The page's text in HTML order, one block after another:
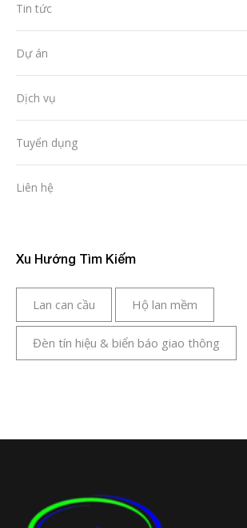
Tin tức
Dự án
Dịch vụ
Tuyển dụng
Liên hệ
Xu Hướng Tìm Kiếm
Lan can cầu Hộ lan mềm
Đèn tín hiệu & biển báo giao thông